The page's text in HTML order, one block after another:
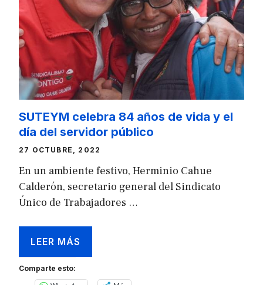
SUTEYM celebra 84 años de vida y el
día del servidor público
27 OCTUBRE, 2022
En un ambiente festivo, Herminio Cahue
Calderón, secretario general del Sindicato
Único de Trabajadores …
LEER MÁS
Comparte esto: